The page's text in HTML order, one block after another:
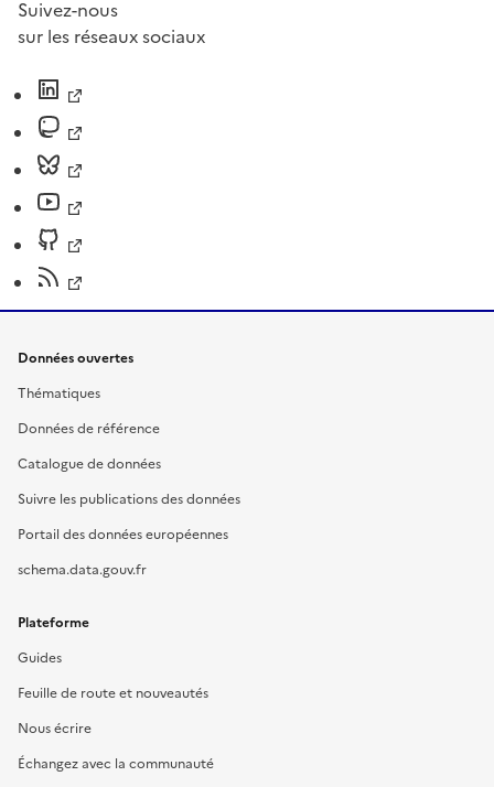
Suivez-nous
sur les réseaux sociaux
Données ouvertes
Thématiques
Données de référence
Catalogue de données
Suivre les publications des données
Portail des données européennes
schema.data.gouv.fr
Plateforme
Guides
Feuille de route et nouveautés
Nous écrire
Échangez avec la communauté